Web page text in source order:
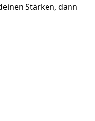
Stärken, dann